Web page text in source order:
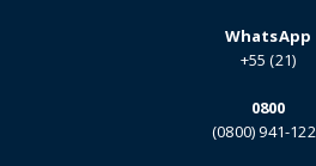
WhatsApp
+55 (21)
0800
(0800) 941-